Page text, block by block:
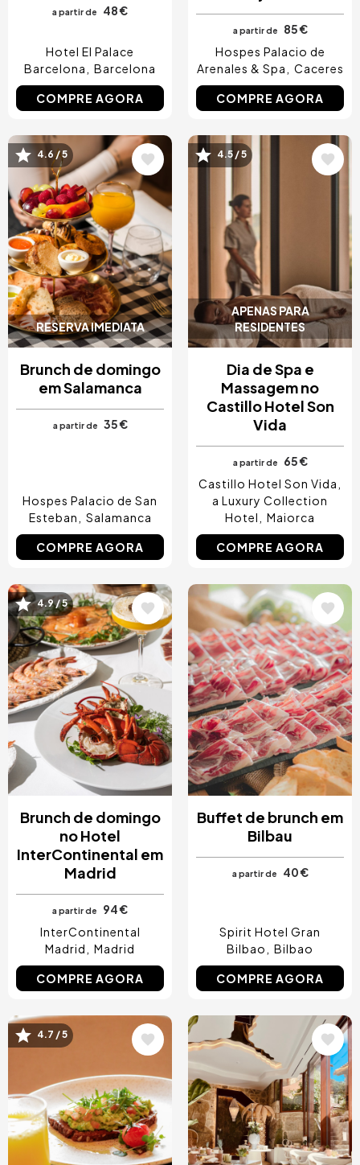
a partir de 48 €
Hotel El Palace
Barcelona
Barcelona
COMPRE AGORA
a partir de
85 €
Hospes Palacio de
Arenales & Spa
Caceres
COMPRE AGORA
RESERVA IMEDIATA
Imagem
4.6 / 5
Brunch de domingo
em Salamanca
a partir de 35 €
Hospes Palacio de San
Esteban
Salamanca
COMPRE AGORA
APENAS PARA
RESIDENTES
Imagem
4.5 / 5
Dia de Spa e
Massagem no
Castillo Hotel Son
Vida
a partir de
65 €
Castillo Hotel Son Vida,
a Luxury Collection
Hotel
Maiorca
COMPRE AGORA
Imagem
4.9 / 5
Brunch de domingo
no Hotel
InterContinental em
Madrid
a partir de
94 €
InterContinental
Madrid
Madrid
COMPRE AGORA
Imagem
Buffet de brunch em
Bilbau
a partir de 40 €
Spirit Hotel Gran
Bilbao
Bilbao
COMPRE AGORA
Imagem
4.7 / 5 Imagem